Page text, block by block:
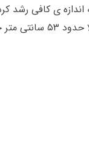
ی کافی رشد
آنقدر قوی است که همسرتان متوجه